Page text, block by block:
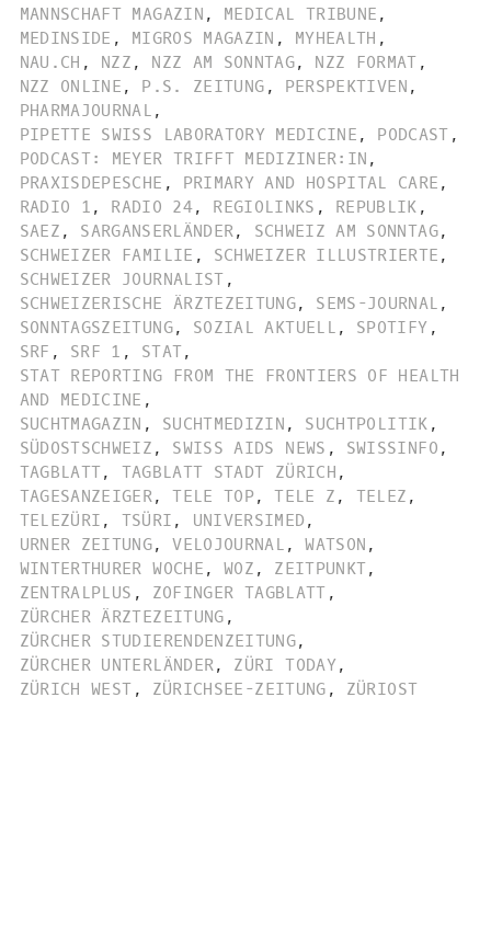
MANNSCHAFT MAGAZIN , MEDICAL TRIBUNE ,
MEDINSIDE , MIGROS MAGAZIN , MYHEALTH ,
NAU.CH , NZZ , NZZ AM SONNTAG, NZZ FORMAT ,
NZZ ONLINE , P.S. ZEITUNG , PERSPEKTIVEN ,
PHARMAJOURNAL ,
PIPETTE SWISS LABORATORY MEDICINE , PODCAST ,
PODCAST: MEYER TRIFFT MEDIZINER:IN ,
PRAXISDEPESCHE , PRIMARY AND HOSPITAL CARE ,
RADIO 1 , RADIO 24, REGIOLINKS , REPUBLIK ,
SAEZ , SARGANSERLÄNDER, SCHWEIZ AM SONNTAG,
SCHWEIZER FAMILIE , SCHWEIZER ILLUSTRIERTE ,
SCHWEIZER JOURNALIST ,
SCHWEIZERISCHE ÄRZTEZEITUNG, SEMS-JOURNAL ,
SONNTAGSZEITUNG, SOZIAL AKTUELL , SPOTIFY ,
SRF , SRF 1 , STAT,
STAT REPORTING FROM THE FRONTIERS OF HEALTH
AND MEDICINE ,
SUCHTMAGAZIN , SUCHTMEDIZIN , SUCHTPOLITIK ,
SÜDOSTSCHWEIZ , SWISS AIDS NEWS , SWISSINFO ,
TAGBLATT, TAGBLATT STADT ZÜRICH ,
TAGESANZEIGER, TELE TOP, TELE Z , TELEZ ,
TELEZÜRI , TSÜRI , UNIVERSIMED ,
URNER ZEITUNG, VELOJOURNAL , WATSON ,
WINTERTHURER WOCHE , WOZ , ZEITPUNKT,
ZENTRALPLUS , ZOFINGER TAGBLATT ,
ZÜRCHER ÄRZTEZEITUNG ,
ZÜRCHER STUDIERENDENZEITUNG,
ZÜRCHER UNTERLÄNDER, ZÜRI TODAY,
ZÜRICH WEST , ZÜRICHSEE-ZEITUNG , ZÜRIOST